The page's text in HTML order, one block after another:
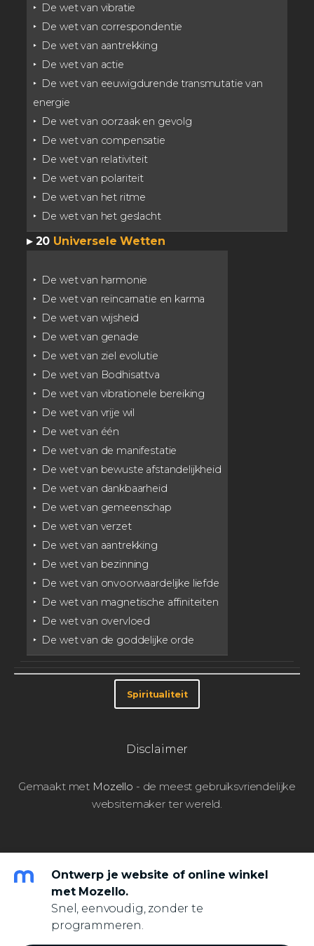
‣ De wet van vibratie
‣ De wet van correspondentie
‣ De wet van aantrekking
‣ De wet van actie
‣ De wet van eeuwigdurende transmutatie van
energie
‣ De wet van oorzaak en gevolg
‣ De wet van compensatie
‣ De wet van relativiteit
‣ De wet van polariteit
‣ De wet van het ritme
‣ De wet van het geslacht
▸ 20 Universele Wetten
‣ De wet van harmonie
‣ De wet van reïncarnatie en karma
‣ De wet van wijsheid
‣ De wet van genade
‣ De wet van ziel evolutie
‣ De wet van Bodhisattva
‣ De wet van vibrationele bereiking
‣ De wet van vrije wil
‣ De wet van één
‣ De wet van de manifestatie
‣ De wet van bewuste afstandelijkheid
‣ De wet van dankbaarheid
‣ De wet van gemeenschap
‣ De wet van verzet
‣ De wet van aantrekking
‣ De wet van bezinning
‣ De wet van onvoorwaardelijke liefde
‣ De wet van magnetische affiniteiten
‣ De wet van overvloed
‣ De wet van de goddelijke orde
Spiritualiteit
Disclaimer
Gemaakt met Mozello - de meest gebruiksvriendelijke
websitemaker ter wereld.
Ontwerp je website of online winkel
met Mozello.
Snel, eenvoudig, zonder te
programmeren.